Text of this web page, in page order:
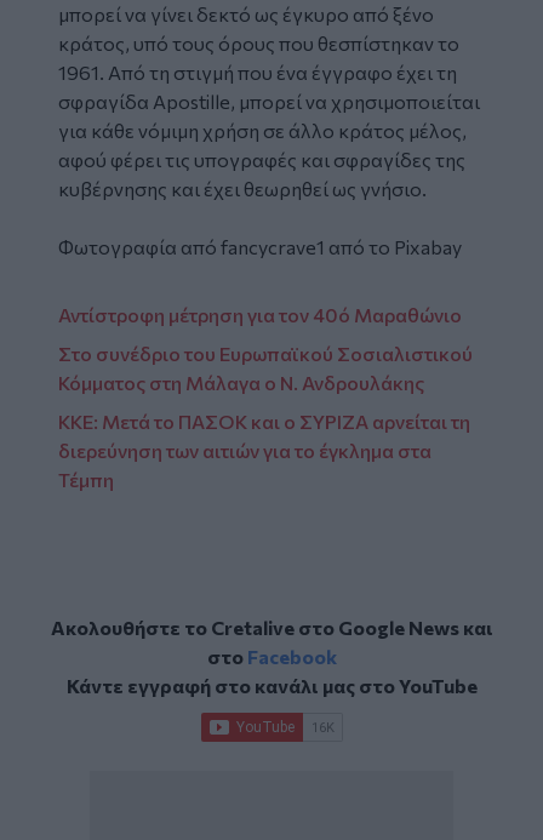
μπορεί να γίνει δεκτό ως έγκυρο από ξένο
κράτος, υπό τους όρους που θεσπίστηκαν το
1961. Από τη στιγμή που ένα έγγραφο έχει τη
σφραγίδα Apostille, μπορεί να χρησιμοποιείται
για κάθε νόμιμη χρήση σε άλλο κράτος μέλος,
αφού φέρει τις υπογραφές και σφραγίδες της
κυβέρνησης και έχει θεωρηθεί ως γνήσιο.
Φωτογραφία από fancycrave1 από το Pixabay
Αντίστροφη μέτρηση για τον 40ό Μαραθώνιο
Στο συνέδριο του Ευρωπαϊκού Σοσιαλιστικού
Κόμματος στη Μάλαγα ο Ν. Ανδρουλάκης
ΚΚΕ: Μετά το ΠΑΣΟΚ και ο ΣΥΡΙΖΑ αρνείται τη
διερεύνηση των αιτιών για το έγκλημα στα
Τέμπη
Ακολουθήστε το Cretalive στο Google Newsκαι
στο Facebook
Κάντε εγγραφή στο κανάλι μας στοYouTube